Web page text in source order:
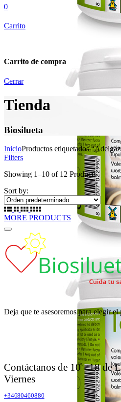
0
Carrito
Carrito de compra
Cerrar
Tienda
Biosilueta
InicioProductos etiquetados
Filters
Showing 1–10 of 12 Products
Sort by:
MORE PRODUCTS
Deja que te asesoremos para elegir
Contáctanos de 10 - 18 de
Viernes
+34680460880